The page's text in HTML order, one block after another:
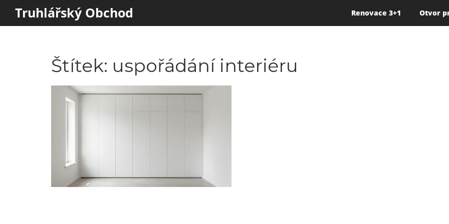
Truhlářský Obchod Renovace 3+1 Otvor
Štítek: uspořádání interiéru